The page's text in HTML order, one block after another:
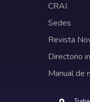
CRAI
Sedes
Revista
Directorio
Manual de